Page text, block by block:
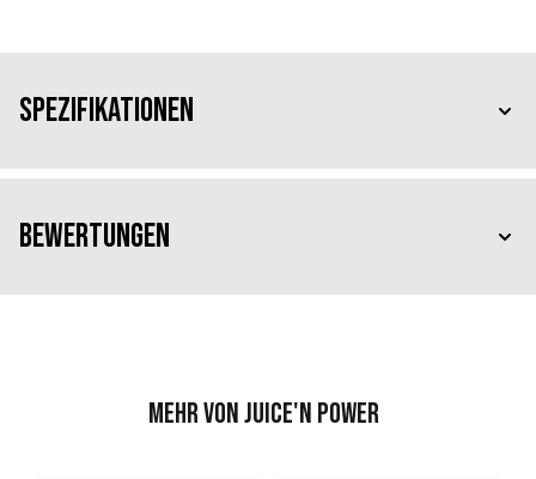
Spezifikationen
Bewertungen
Mehr von Juice'n Power